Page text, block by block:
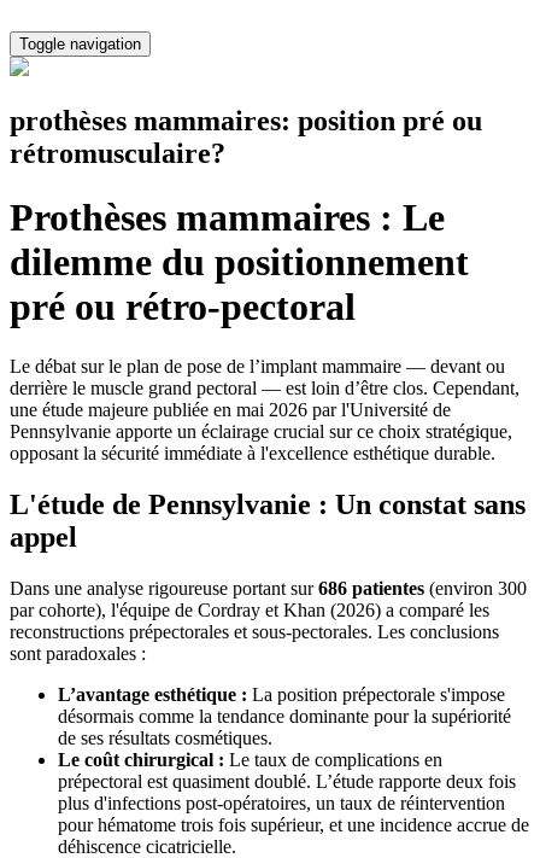
Toggle navigation
prothèses mammaires: position pré ou
rétromusculaire?
Prothèses mammaires : Le
dilemme du positionnement
pré ou rétro-pectoral
Le débat sur le plan de pose de l’implant mammaire — devant ou
derrière le muscle grand pectoral — est loin d’être clos. Cependant,
une étude majeure publiée en mai 2026 par l'Université de
Pennsylvanie apporte un éclairage crucial sur ce choix stratégique,
opposant la sécurité immédiate à l'excellence esthétique durable.
L'étude de Pennsylvanie : Un constat sans
appel
Dans une analyse rigoureuse portant sur686 patientes (environ 300
par cohorte), l'équipe de Cordray et Khan (2026) a comparé les
reconstructions prépectorales et sous-pectorales. Les conclusions
sont paradoxales :
L’avantage esthétique : La position prépectorale s'impose
désormais comme la tendance dominante pour la supériorité
de ses résultats cosmétiques.
Le coût chirurgical : Le taux de complications en
prépectoral est quasiment doublé. L’étude rapporte deux fois
plus d'infections post-opératoires, un taux de réintervention
pour hématome trois fois supérieur, et une incidence accrue de
déhiscence cicatricielle.